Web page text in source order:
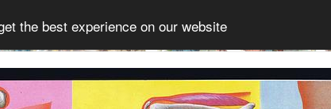
the best experience on our website